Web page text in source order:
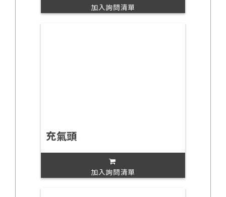
加入詢問清單
充氣頭
加入詢問清單